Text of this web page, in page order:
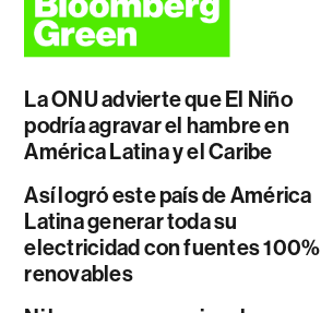
La ONU advierte que El Niño
podría agravar el hambre en
América Latina y el Caribe
Así logró este país de América
Latina generar toda su
electricidad con fuentes 100%
renovables